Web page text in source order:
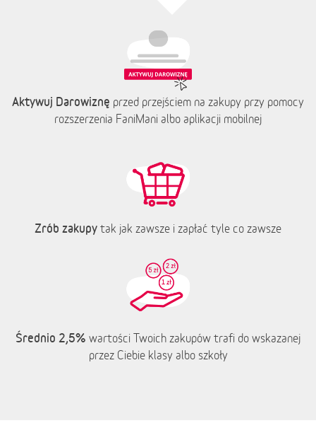
Aktywuj Darowiznę przed przejściem na zakupy przy pomocy
rozszerzenia FaniMani albo aplikacji mobilnej
Zrób zakupy tak jak zawsze i zapłać tyle co zawsze
Średnio 2,5% wartości Twoich zakupów trafi do wskazanej
przez Ciebie klasy albo szkoły